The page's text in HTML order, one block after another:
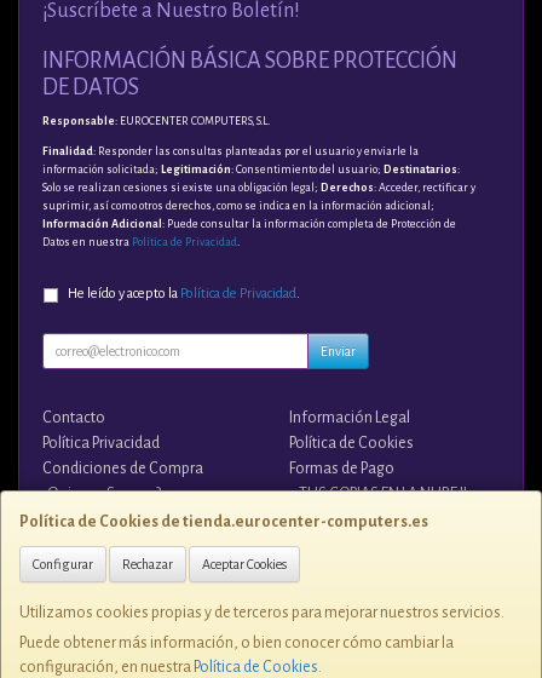
Política de Cookies de tienda.eurocenter-computers.es
Configurar Rechazar Aceptar Cookies
Utilizamos cookies propias y de terceros para mejorar nuestros servicios.
Puede obtener más información, o bien conocer cómo cambiar la
configuración, en nuestra Política de Cookies.
¡Suscríbete a Nuestro Boletín!
INFORMACIÓN BÁSICA SOBRE PROTECCIÓN
DE DATOS
Responsable: EUROCENTER COMPUTERS, S.L.
Finalidad: Responder las consultas planteadas por el usuario y enviarle la
información solicitada; Legitimación: Consentimiento del usuario; Destinatarios:
Solo se realizan cesiones si existe una obligación legal; Derechos: Acceder, rectificar y
suprimir, así como otros derechos, como se indica en la información adicional;
Información Adicional : Puede consultar la información completa de Protección de
Datos en nuestra Política de Privacidad.
He leído y acepto la Política de Privacidad.
Enviar
Contacto
Información Legal
Política Privacidad
Política de Cookies
Condiciones de Compra
Formas de Pago
¿Quienes Somos?
¡¡ TUS COPIAS EN LA NUBE !!
Contacto
tienda@eurocenter-computers.es
C/ ZUNZUNEGUI, 1 28400, ESPAÑA. C.I.F. B-81076507 - Tlfno. 91 849 7250